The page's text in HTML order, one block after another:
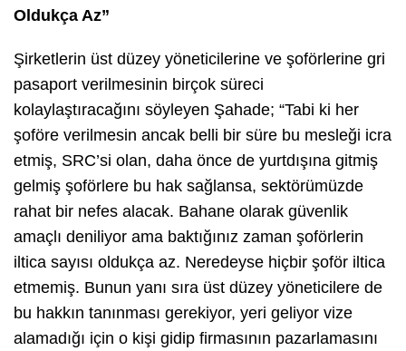
Oldukça Az”
Şirketlerin üst düzey yöneticilerine ve şoförlerine gri
pasaport verilmesinin birçok süreci
kolaylaştıracağını söyleyen Şahade; “Tabi ki her
şoföre verilmesin ancak belli bir süre bu mesleği icra
etmiş, SRC’si olan, daha önce de yurtdışına gitmiş
gelmiş şoförlere bu hak sağlansa, sektörümüzde
rahat bir nefes alacak. Bahane olarak güvenlik
amaçlı deniliyor ama baktığınız zaman şoförlerin
iltica sayısı oldukça az. Neredeyse hiçbir şoför iltica
etmemiş. Bunun yanı sıra üst düzey yöneticilere de
bu hakkın tanınması gerekiyor, yeri geliyor vize
alamadığı için o kişi gidip firmasının pazarlamasını